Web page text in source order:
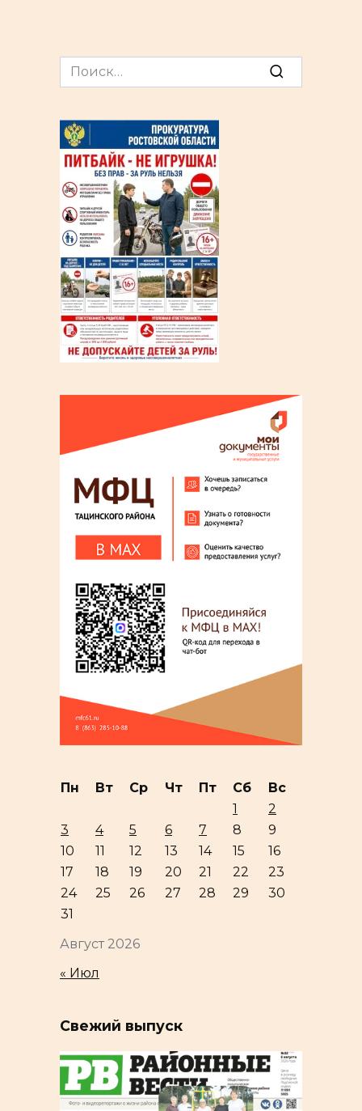
Search
for:
Август 2026
Пн Вт Ср Чт Пт Сб
Вс
1
2
3
4 5 6 7 8
9
10
11 12 13 14 15
16
17
18 19 20 21 22
23
24
25 26 27 28 29
30
31
« Июл
Свежий выпуск